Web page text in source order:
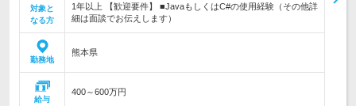
対象と
なる方
1年以上 【歓迎要件】 ■JavaもしくはC#の使用経験（その他詳
細は面談でお伝えします）
勤務地
熊本県
給与
400～600万円